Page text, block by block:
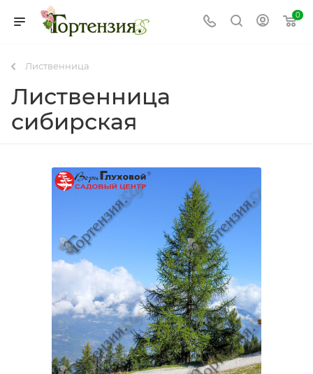
0
Лиственница
Лиственница
сибирская